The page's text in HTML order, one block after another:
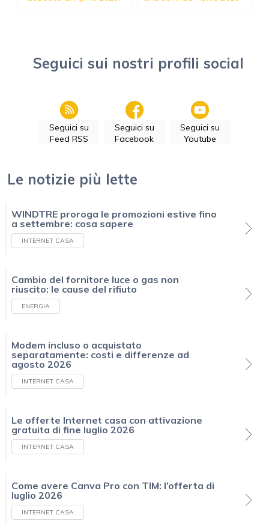
Seguici sui nostri profili social
Seguici su
Feed RSS
Seguici su
Facebook
Seguici su
Youtube
Le notizie più lette
WINDTRE proroga le promozioni estive fino
a settembre: cosa sapere
INTERNET CASA
Cambio del fornitore luce o gas non
riuscito: le cause del rifiuto
ENERGIA
Modem incluso o acquistato
separatamente: costi e differenze ad
agosto 2026
INTERNET CASA
Le offerte Internet casa con attivazione
gratuita di fine luglio 2026
INTERNET CASA
Come avere Canva Pro con TIM: l’offerta di
luglio 2026
INTERNET CASA